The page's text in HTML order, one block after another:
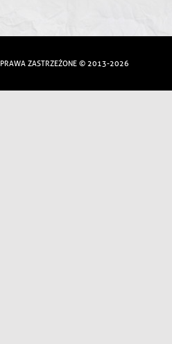
PRAWA ZASTRZEŻONE © 2013-2026